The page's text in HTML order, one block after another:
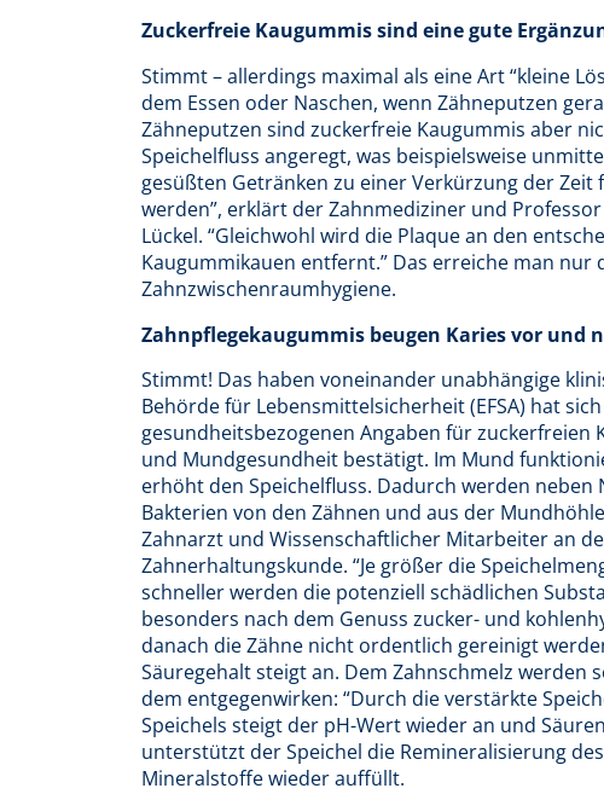
Zuckerfreie Kaugummis sind eine gute
Stimmt – allerdings maximal als eine Art “kleine
dem Essen oder Naschen, wenn Zähneputzen
Zähneputzen sind zuckerfreie Kaugummis aber
Speichelfluss angeregt, was beispielsweise
gesüßten Getränken zu einer Verkürzung der
werden”, erklärt der Zahnmediziner und
Lückel. “Gleichwohl wird die Plaque an den
Kaugummikauen entfernt.” Das erreiche man nur
Zahnzwischenraumhygiene.
Zahnpflegekaugummis beugen Karies vor und
Stimmt! Das haben voneinander unabhängige
Behörde für Lebensmittelsicherheit (EFSA) hat
gesundheitsbezogenen Angaben für
und Mundgesundheit bestätigt. Im Mund
erhöht den Speichelfluss. Dadurch werden
Bakterien von den Zähnen und aus der
Zahnarzt und Wissenschaftlicher Mitarbeiter an
Zahnerhaltungskunde. “Je größer die
schneller werden die potenziell schädlichen
besonders nach dem Genuss zucker- und
danach die Zähne nicht ordentlich gereinigt
Säuregehalt steigt an. Dem Zahnschmelz
dem entgegenwirken: “Durch die verstärkte
Speichels steigt der pH-Wert wieder an und
unterstützt der Speichel die Remineralisierung
Mineralstoffe wieder auffüllt.